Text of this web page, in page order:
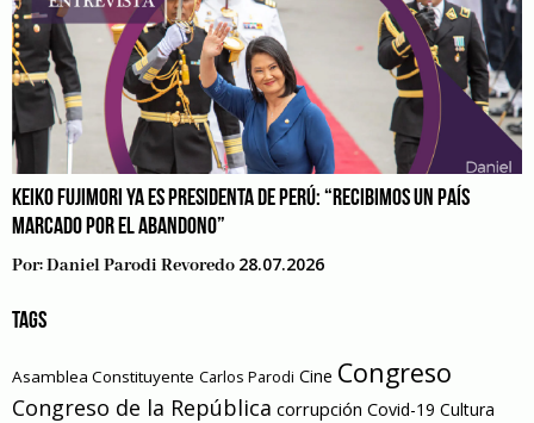
KEIKO FUJIMORI YA ES PRESIDENTA DE PERÚ: “RECIBIMOS UN PAÍS
MARCADO POR EL ABANDONO”
Por:Daniel Parodi Revoredo 28.07.2026
TAGS
Asamblea Constituyente Carlos Parodi Cine Congreso
Congreso de la República corrupción Covid-19 Cultura